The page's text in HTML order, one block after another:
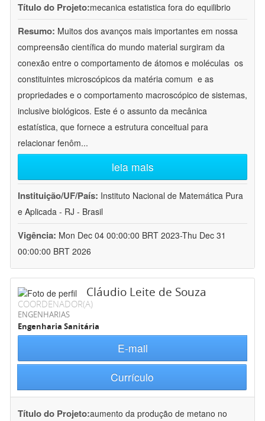
Título do Projeto:mecanica estatistica fora do equilibrio
Resumo: Muitos dos avanços mais importantes em nossa
compreensão científica do mundo material surgiram da
conexão entre o comportamento de átomos e moléculas  os
constituintes microscópicos da matéria comum  e as
propriedades e o comportamento macroscópico de sistemas,
inclusive biológicos. Este é o assunto da mecânica
estatística, que fornece a estrutura conceitual para
relacionar fenôm...
leia mais
Instituição/UF/País: Instituto Nacional de Matemática Pura
e Aplicada - RJ - Brasil
Vigência: Mon Dec 04 00:00:00 BRT 2023-Thu Dec 31
00:00:00 BRT 2026
Cláudio Leite de Souza
COORDENADOR(A)
ENGENHARIAS
Engenharia Sanitária
E-mail
Currículo
Título do Projeto:aumento da produção de metano no